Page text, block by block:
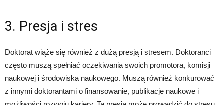
3. Presja i stres
Doktorat wiąże się również z dużą presją i stresem. Doktoranci
często muszą spełniać oczekiwania swoich promotora, komisji
naukowej i środowiska naukowego. Muszą również konkurować
z innymi doktorantami o finansowanie, publikacje naukowe i